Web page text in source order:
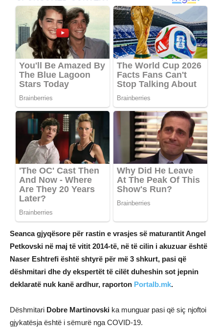
Seanca gjyqësore për rastin e vrasjes së maturantit Angel
Petkovski në maj të vitit 2014-të, në të cilin i akuzuar është
Naser Eshtrefi është shtyrë për më 3 shkurt, pasi që
dëshmitari dhe dy ekspertët të cilët duheshin sot jepnin
deklaratë nuk kanë ardhur, raporton Portalb.mk.
Dëshmitari Dobre Martinovski ka munguar pasi që siç njoftoi
gjykatësja është i sëmurë nga COVID-19.